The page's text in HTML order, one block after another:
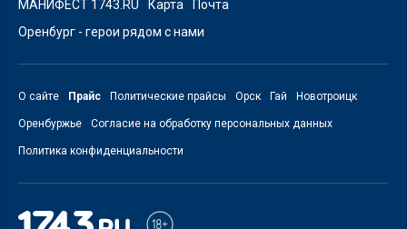
МАНИФЕСТ 1743.RU
Карта
Почта
Оренбург - герои рядом с нами
О сайте Прайс Политические прайсы Орск Гай Новотроицк
Оренбуржье Согласие на обработку персональных данных
Политика конфиденциальности